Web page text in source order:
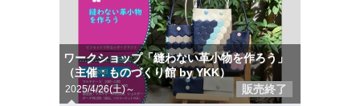
ワークショップ「縫わない革小物を作ろう」
（主催：ものづくり館 by YKK）
2025/4/26(土)～ 販売終了